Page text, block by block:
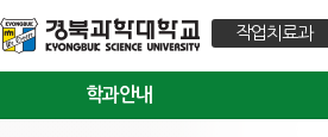
작업치료과
학과안내